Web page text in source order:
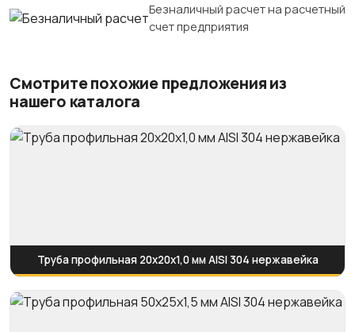
Безналичный расчет на расчетный
счет предприятия
Смотрите похожие предложения из
нашего каталога
Труба профильная 20х20х1,0 мм AISI 304 нержавейка